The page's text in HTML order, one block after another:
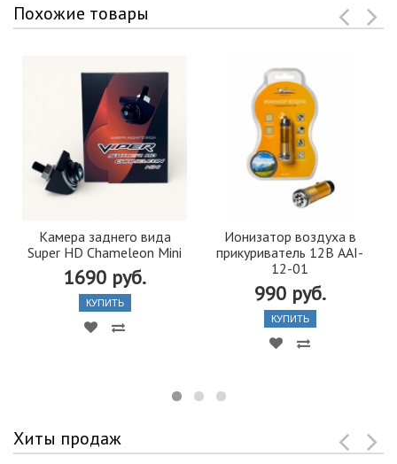
Похожие товары
Камера заднего вида
Super HD Chameleon Mini
1690 руб.
КУПИТЬ
Ионизатор воздуха в
прикуриватель 12В AAI-
12-01
990 руб.
КУПИТЬ
Хиты продаж